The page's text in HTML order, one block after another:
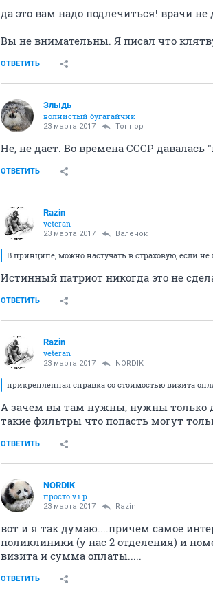
да это вам надо подлечиться! врачи
Вы не внимательны. Я писал что
ОТВЕТИТЬ
Злыдь
волнистый бугагайчик
23 марта 2017 Топпор
Не, не дает. Во времена СССР давалась
ОТВЕТИТЬ
Razin
veteran
23 марта 2017 Валенок
В принципе, можно настучать в страховую, если не
Истинный патриот никогда это не
ОТВЕТИТЬ
Razin
veteran
23 марта 2017 NORDIK
прикрепленная справка со стоимостью визита
А зачем вы там нужны, нужны только
такие фильтры что попасть могут
ОТВЕТИТЬ
NORDIK
просто v.i.p.
23 марта 2017 Razin
вот и я так думаю....причем самое
поликлиники (у нас 2 отделения) и
визита и сумма оплаты.....
ОТВЕТИТЬ